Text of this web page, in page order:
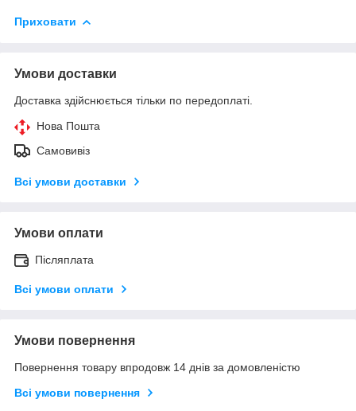
Приховати
Умови доставки
Доставка здійснюється тільки по передоплаті.
Нова Пошта
Самовивіз
Всі умови доставки
Умови оплати
Післяплата
Всі умови оплати
Умови повернення
Повернення товару впродовж 14 днів за домовленістю
Всі умови повернення